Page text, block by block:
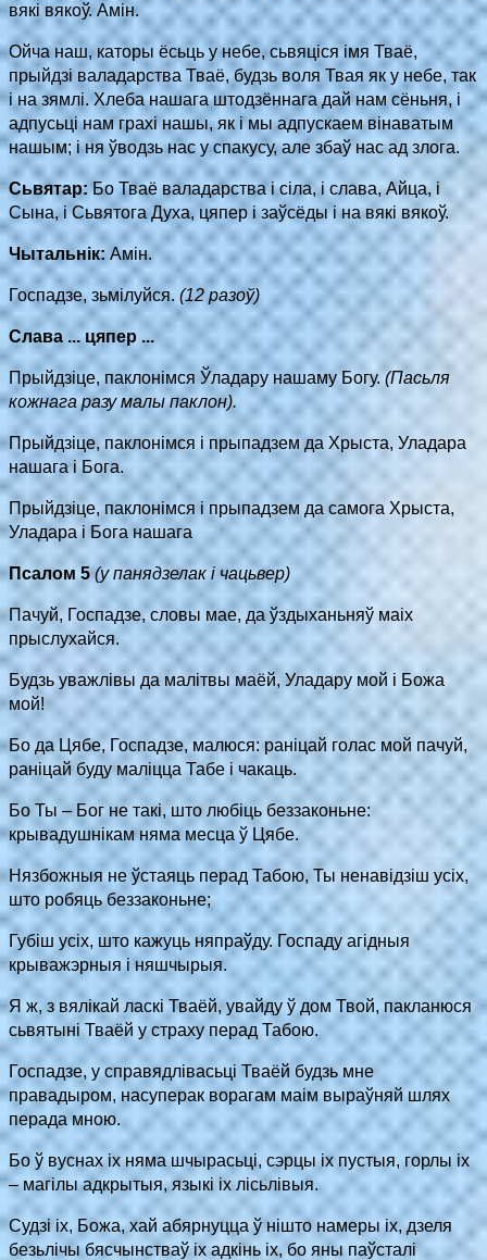
вякі вякоў. Амін.
Ойча наш, каторы ёсьць у небе, сьвяціся імя Тваё,
прыйдзі валадарства Тваё, будзь воля Твая як у небе, так
і на зямлі. Хлеба нашага штодзённага дай нам сёньня, і
адпусьці нам грахі нашы, як і мы адпускаем вінаватым
нашым; і ня ўводзь нас у спакусу, але збаў нас ад злога.
Сьвятар:Бо Тваё валадарства і сіла, і слава, Айца, і
Сына, і Сьвятога Духа, цяпер і заўсёды і на вякі вякоў.
Чытальнік: Амін.
Госпадзе, зьмілуйся. (12 разоў)
Слава ... цяпер ...
Прыйдзiце, паклонімся Ўладару нашаму Богу.(Пасьля
кожнага разу малы паклон).
Прыйдзіце, паклонімся і прыпадзем да Хрыста, Уладара
нашага і Бога.
Прыйдзіце, паклонімся і прыпадзем да самога Хрыста,
Уладара і Бога нашага
Псалом 5 (у панядзелак і чацьвер)
Пачуй, Госпадзе, словы мае, да ўздыханьняў маіх
прыслухайся.
Будзь уважлівы да малітвы маёй, Уладару мой і Божа
мой!
Бо да Цябе, Госпадзе, малюся: раніцай голас мой пачуй,
раніцай буду маліцца Табе і чакаць.
Бо Ты – Бог не такі, што любіць беззаконьне:
крывадушнікам няма месца ў Цябе.
Нязбожныя не ўстаяць перад Табою, Ты ненавідзіш усіх,
што робяць беззаконьне;
Губiш усіх, што кажуць няпраўду. Госпаду агідныя
крыважэрныя і няшчырыя.
Я ж, з вялікай ласкi Тваёй, увайду ў дом Твой, пакланюся
сьвятыні Тваёй у страху перад Табою.
Госпадзе, у справядлівасьці Тваёй будзь мне
правадыром, насуперак ворагам маім выраўняй шлях
перада мною.
Бо ў вуснах іх няма шчырасьці, сэрцы іх пустыя, горлы іх
– магілы адкрытыя, языкі iх лісьлівыя.
Судзі іх, Божа, хай абярнуцца ў нішто намеры іх, дзеля
безьлічы бясчынстваў іх адкінь іх, бо яны паўсталi